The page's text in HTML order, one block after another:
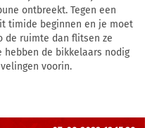
ontbreekt. Tegen een
timide beginnen en je moet
de ruimte dan flitsen ze
hebben de bikkelaars nodig
voorin.